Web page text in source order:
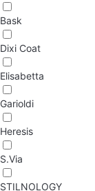
Bask
Dixi Coat
Elisabetta
Garioldi
Heresis
S.Via
STILNOLOGY